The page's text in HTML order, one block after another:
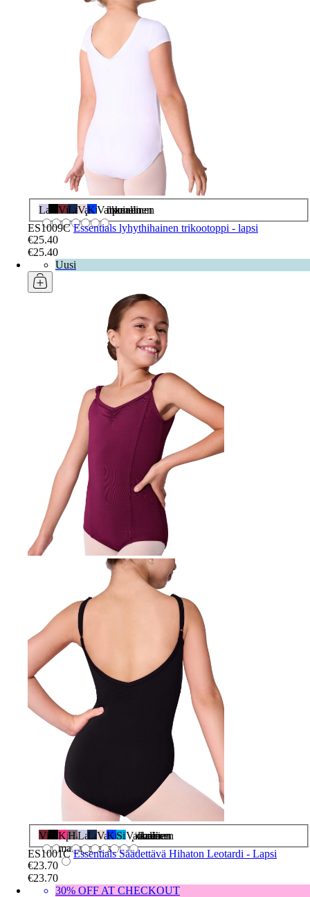
Laventeli
Musta
Viininpunainen
Laivasto
Vaaleanpunainen
Kuninkaallinen
Valkoinen
ES1009C Essentials lyhythihainen trikootoppi - lapsi
€25.40
€25.40
Uusi
Viininpunainen
Musta
Kirkas
marjapensas
Harmaa
Laventeli
Laivasto
Vaaleanpunainen
Kuninkaallinen
Sinivihreä
Valkoinen
ES1001C Essentials Säädettävä Hihaton Leotardi - Lapsi
€23.70
€23.70
30% OFF AT CHECKOUT